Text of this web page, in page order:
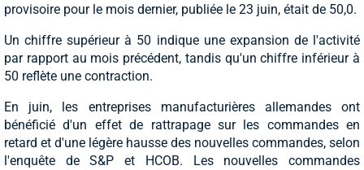
provisoire pour le mois dernier, publiée le 23 juin, était de 50,0.
Un chiffre supérieur à 50 indique une expansion de l'activité
par rapport au mois précédent, tandis qu'un chiffre inférieur à
50 reflète une contraction.
En juin, les entreprises manufacturières allemandes ont
bénéficié d'un effet de rattrapage sur les commandes en
retard et d'une légère hausse des nouvelles commandes, selon
l'enquête de S&P et HCOB. Les nouvelles commandes